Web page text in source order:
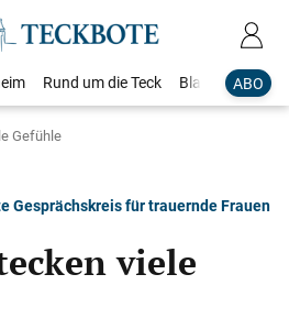
ABO
Rund um die Teck Blaulicht
Gefühle
Gesprächskreis für trauernde Frauen
viele